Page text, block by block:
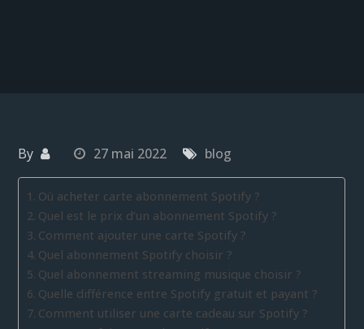
By 27 mai 2022 blog
Où acheter carte abonnement Spotify ?
Quel est le prix d’un abonnement Spotify ?
Comment ajouter une carte Spotify ?
Quel abonnement Spotify choisir ?
Quel abonnement streaming musique choisir ?
Quelle différence entre Spotify gratuit et payant ?
Comment utiliser une carte cadeau sur Spotify ?